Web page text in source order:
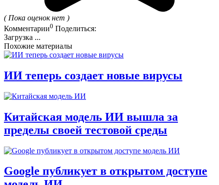
( Пока оценок нет )
Комментарии0 Поделиться:
Загрузка ...
Похожие материалы
ИИ теперь создает новые вирусы
Китайская модель ИИ вышла за
пределы своей тестовой среды
Google публикует в открытом доступе